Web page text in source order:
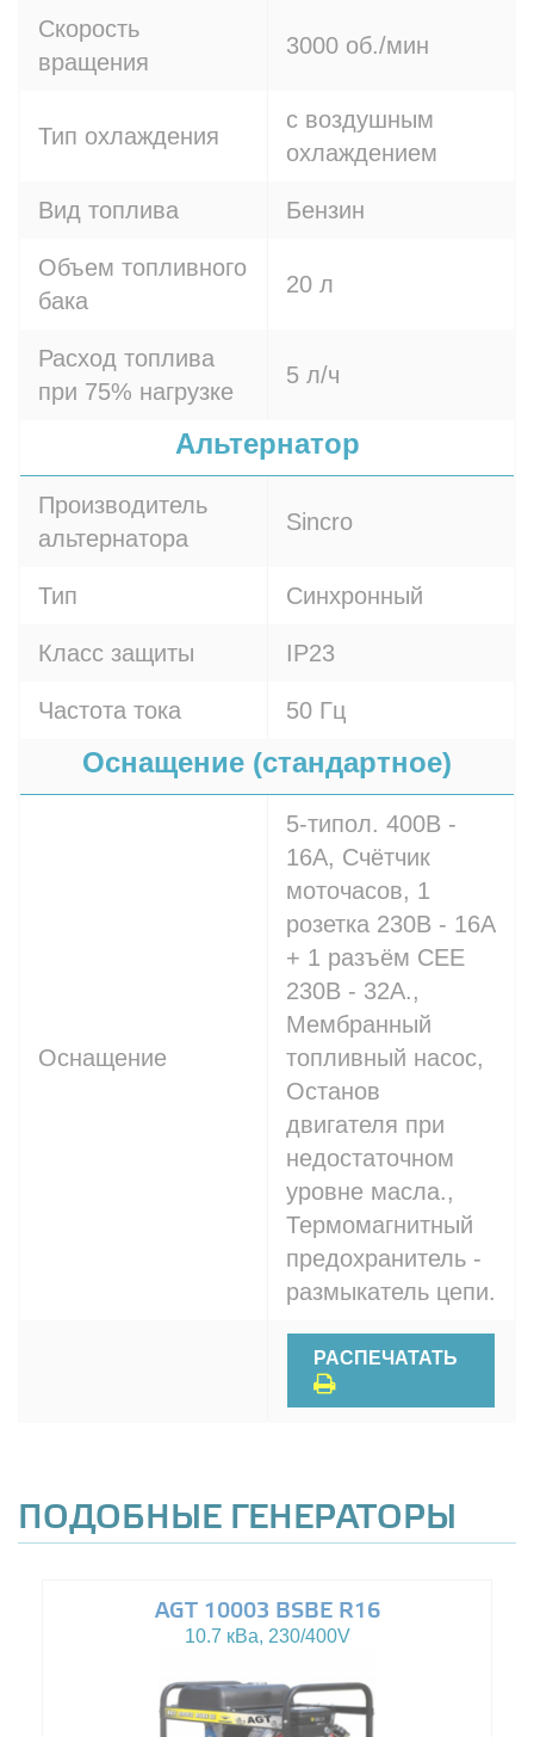
Скорость
вращения
3000 об./мин
Тип охлаждения
с воздушным
охлаждением
Вид топлива Бензин
Объем топливного
бака
20 л
Расход топлива
при 75% нагрузке
5 л/ч
Альтернатор
Производитель
альтернатора
Sincro
Тип Синхронный
Класс защиты IP23
Частота тока 50 Гц
Оснащение (стандартное)
Оснащение
5-типол. 400В -
16A, Счётчик
моточасов, 1
розетка 230В - 16A
+ 1 разъём СЕЕ
230В - 32A.,
Мембранный
топливный насос,
Останов
двигателя при
недостаточном
уровне масла.,
Термомагнитный
предохранитель -
размыкатель цепи.
РАСПЕЧАТАТЬ
ПОДОБНЫЕ ГЕНЕРАТОРЫ
AGT 10003 BSBE R16
10.7 кВа, 230/400V